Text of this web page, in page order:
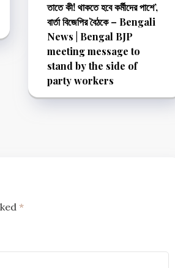
তাতে কী! থাকতে হবে কর্মীদের পাশে’,
বার্তা বিজেপির বৈঠকে – Bengali
News | Bengal BJP
meeting message to
stand by the side of
party workers
*